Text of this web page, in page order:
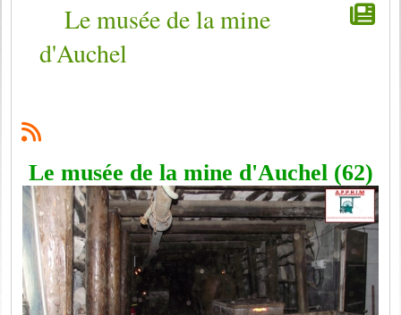
Le musée de la mine
d'Auchel
Le musée de la mine d'Auchel (62)